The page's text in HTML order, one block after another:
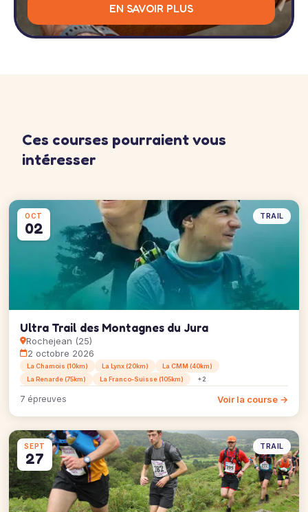
EN SAVOIR PLUS
Ces courses pourraient vous
intéresser
OCT
02
TRAIL
Ultra Trail des Montagnes du Jura
Rochejean (25)
2 octobre 2026
La Chamois (10km) La Lynx (20km)
La CMM (40km)
La Renarde (75km)
La Franco-Suisse (105km) +2
7 épreuves Voir la course →
SEPT
27
TRAIL